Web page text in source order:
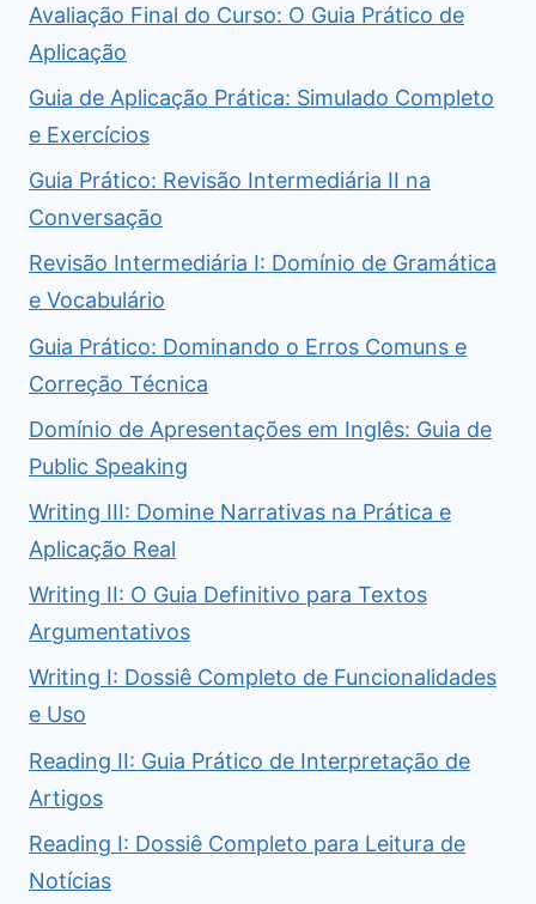
Avaliação Final do Curso: O Guia Prático de
Aplicação
Guia de Aplicação Prática: Simulado Completo
e Exercícios
Guia Prático: Revisão Intermediária II na
Conversação
Revisão Intermediária I: Domínio de Gramática
e Vocabulário
Guia Prático: Dominando o Erros Comuns e
Correção Técnica
Domínio de Apresentações em Inglês: Guia de
Public Speaking
Writing III: Domine Narrativas na Prática e
Aplicação Real
Writing II: O Guia Definitivo para Textos
Argumentativos
Writing I: Dossiê Completo de Funcionalidades
e Uso
Reading II: Guia Prático de Interpretação de
Artigos
Reading I: Dossiê Completo para Leitura de
Notícias